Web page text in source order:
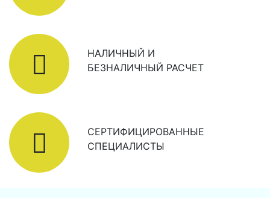
НАЛИЧНЫЙ И
БЕЗНАЛИЧНЫЙ РАСЧЕТ
СЕРТИФИЦИРОВАННЫЕ
СПЕЦИАЛИСТЫ